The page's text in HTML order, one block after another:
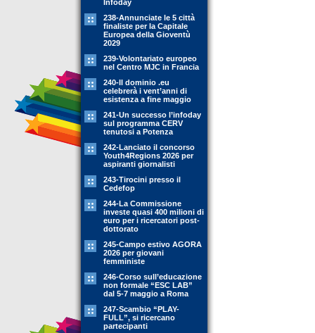
Infoday
238-Annunciate le 5 città
finaliste per la Capitale
Europea della Gioventù
2029
239-Volontariato europeo
nel Centro MJC in Francia
240-Il dominio .eu
celebrerà i vent’anni di
esistenza a fine maggio
241-Un successo l’infoday
sul programma CERV
tenutosi a Potenza
242-Lanciato il concorso
Youth4Regions 2026 per
aspiranti giornalisti
243-Tirocini presso il
Cedefop
244-La Commissione
investe quasi 400 milioni di
euro per i ricercatori post-
dottorato
245-Campo estivo AGORA
2026 per giovani
femministe
246-Corso sull’educazione
non formale “ESC LAB”
dal 5-7 maggio a Roma
247-Scambio “PLAY-
FULL”, si ricercano
partecipanti